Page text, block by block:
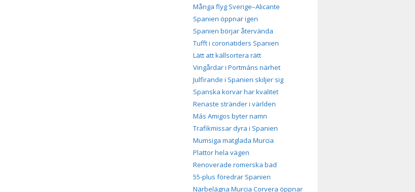
Många flyg Sverige–Alicante
Spanien öppnar igen
Spanien börjar återvända
Tufft i coronatiders Spanien
Lätt att källsortera rätt
Vingårdar i Portmáns närhet
Julfirande i Spanien skiljer sig
Spanska korvar har kvalitet
Renaste stränder i världen
Más Amigos byter namn
Trafikmissar dyra i Spanien
Mumsiga matglada Murcia
Plattor hela vägen
Renoverade romerska bad
55-plus föredrar Spanien
Närbelägna Murcia Corvera öppnar